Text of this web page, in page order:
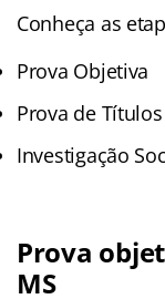
Conheça as
Prova Objetiva
Prova de Títulos
Investigação
Prova
MS